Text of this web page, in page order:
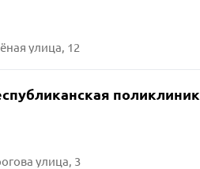
улица, 12
улица, 3